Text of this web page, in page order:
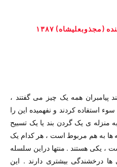
(مجذوبعلیشاه) ۱۳۸۷
پیامبران همه یک چیز می گفتند ،‌
استفاده کردند و نفهمیده این را
منزله ی یک گردن بند یا یک تسبیح
ها به هم مربوط است ،‌ هر کدام یک
،‌ یکی هستند . منتها دراین سلسله
درخشندگی بیشتری دارند . این